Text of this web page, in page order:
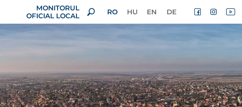
MONITORUL
OFICIAL LOCAL
RO HU EN DE